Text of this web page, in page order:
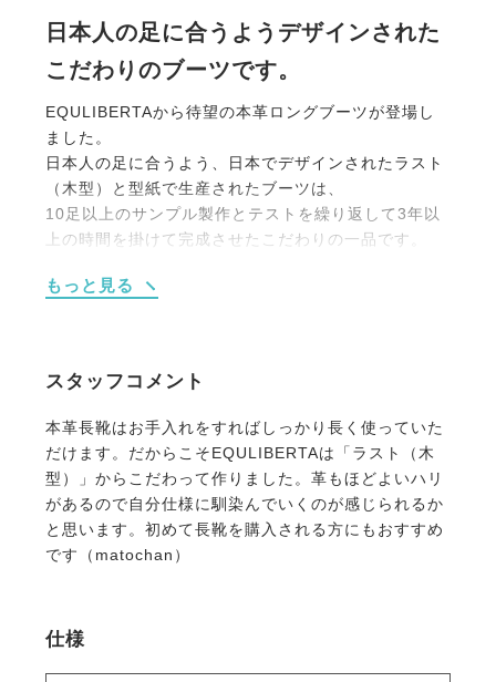
日本人の足に合うようデザインされた
こだわりのブーツです。
EQULIBERTAから待望の本革ロングブーツが登場し
ました。
日本人の足に合うよう、日本でデザインされたラスト
（木型）と型紙で生産されたブーツは、
10足以上のサンプル製作とテストを繰り返して3年以
上の時間を掛けて完成させたこだわりの一品です。
・いつまでも履けるデザイン
に仕上がりました。
・丈夫で使うほどに馴染む本革
外側は柔らかい質感ながら丈夫でしなりがある牛革、
内側はソフトで吸い付くようにフィットする肌触りの
良い豚革です。
ファスナーに沿って伸縮素材が入っているので、適度
なフィット感を得られます。
もっと見る
スタッフコメント
本革長靴はお手入れをすればしっかり長く使っていた
だけます。だからこそEQULIBERTAは「ラスト（木
型）」からこだわって作りました。革もほどよいハリ
があるので自分仕様に馴染んでいくのが感じられるか
と思います。初めて長靴を購入される方にもおすすめ
です（matochan）
仕様